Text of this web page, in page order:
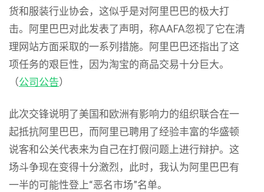
货和服装行业协会，这似乎是对阿里巴巴的极大打
击。阿里巴巴对此发表了声明，称AAFA忽视了它在清
理网站方面采取的一系列措施。阿里巴巴还指出了这
项任务的艰巨性，因为淘宝的商品交易十分巨大。
（公司公告）
此次交锋说明了美国和欧洲有影响力的组织联合在一
起抵抗阿里巴巴，而阿里已聘用了经验丰富的华盛顿
说客和公关代表来为自己在打假问题上进行辩护。这
场斗争现在变得十分激烈，此时，我认为阿里巴巴有
一半的可能性登上“恶名市场”名单。